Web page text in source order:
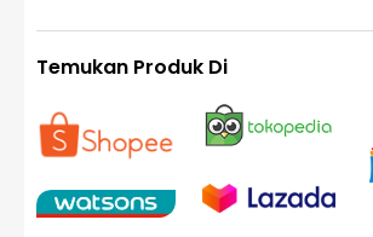
Temukan Produk Di